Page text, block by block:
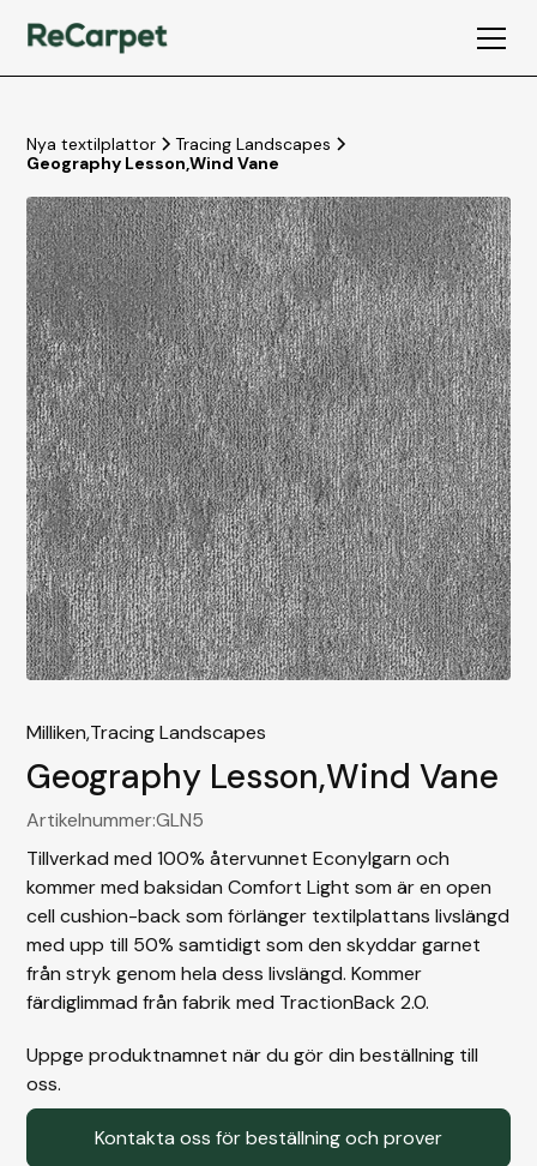
Nya textilplattor
Tracing Landscapes
Geography Lesson,Wind Vane
Milliken,Tracing Landscapes
Geography Lesson,Wind Vane
Artikelnummer:GLN5
Tillverkad med 100% återvunnet Econylgarn och
kommer med baksidan Comfort Light som är en open
cell cushion-back som förlänger textilplattans livslängd
med upp till 50% samtidigt som den skyddar garnet
från stryk genom hela dess livslängd. Kommer
färdiglimmad från fabrik med TractionBack 2.0.
Uppge produktnamnet när du gör din beställning till
oss.
Kontakta oss för beställning och prover